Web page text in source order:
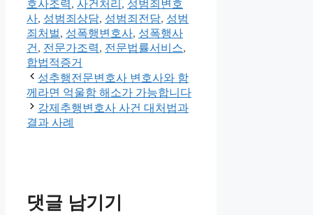
고
리
호사조력, 사건처리 , 성범죄변호
사, 성범죄상담, 성범죄전담, 성범
죄처벌, 성폭행변호사, 성폭행사
건 , 전문가조력, 전문법률서비스,
합법적증거
성추행전문변호사 변호사와 함
께라면 억울함 해소가 가능합니다
강제추행변호사 사건 대처법과
결과 사례
댓글 남기기